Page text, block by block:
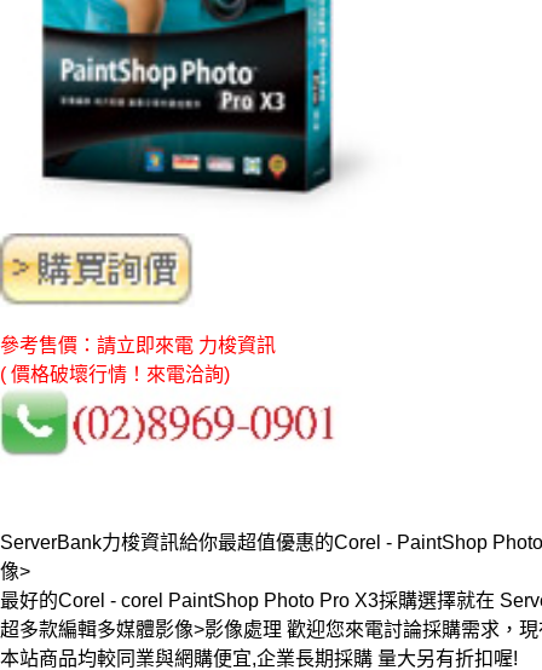
參考售價：請立即來電 力梭資訊
( 價格破壞行情！來電洽詢)
ServerBank力梭資訊給你最超值優惠的Corel - PaintShop
像>
最好的Corel - corel PaintShop Photo Pro X3採購選擇就在
超多款編輯多媒體影像>影像處理 歡迎您來電討論採購需求，
本站商品均較同業與網購便宜,企業長期採購 量大另有折扣喔!